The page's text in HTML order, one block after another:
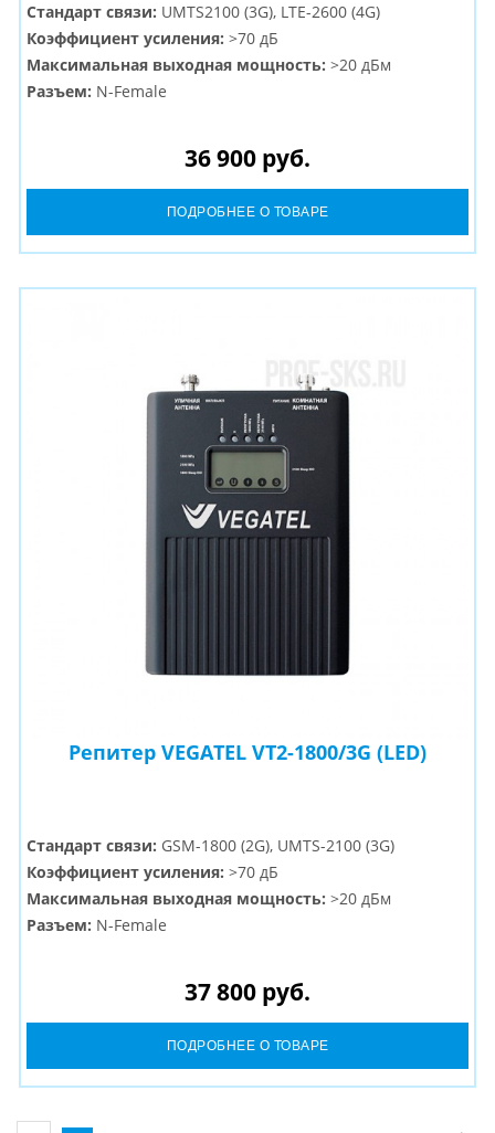
Стандарт связи: UMTS2100 (3G), LTE-2600 (4G)
Коэффициент усиления: >70 дБ
Максимальная выходная мощность: >20 дБм
Разъем: N-Female
36 900 руб.
ПОДРОБНЕЕ О ТОВАРЕ
Репитер VEGATEL VT2-1800/3G (LED)
Стандарт связи: GSM-1800 (2G), UMTS-2100 (3G)
Коэффициент усиления: >70 дБ
Максимальная выходная мощность: >20 дБм
Разъем: N-Female
37 800 руб.
ПОДРОБНЕЕ О ТОВАРЕ